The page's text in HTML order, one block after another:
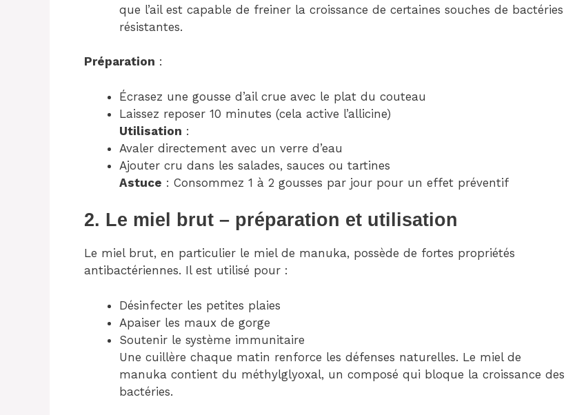
que l’ail est capable de freiner la croissance de certaines souches de bactéries
résistantes.
Préparation :
Écrasez une gousse d’ail crue avec le plat du couteau
Laissez reposer 10 minutes (cela active l’allicine)
Utilisation :
Avaler directement avec un verre d’eau
Ajouter cru dans les salades, sauces ou tartines
Astuce : Consommez 1 à 2 gousses par jour pour un effet préventif
2. Le miel brut – préparation et utilisation
Le miel brut, en particulier le miel de manuka, possède de fortes propriétés
antibactériennes. Il est utilisé pour :
Désinfecter les petites plaies
Apaiser les maux de gorge
Soutenir le système immunitaire
Une cuillère chaque matin renforce les défenses naturelles. Le miel de
manuka contient du méthylglyoxal, un composé qui bloque la croissance des
bactéries.